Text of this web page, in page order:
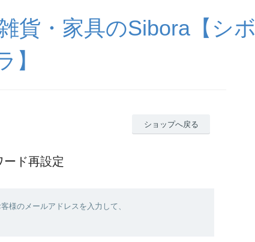
貨・家具のSibora【シボ
】
ショップへ戻る
ード再設定
様のメールアドレスを入力して、